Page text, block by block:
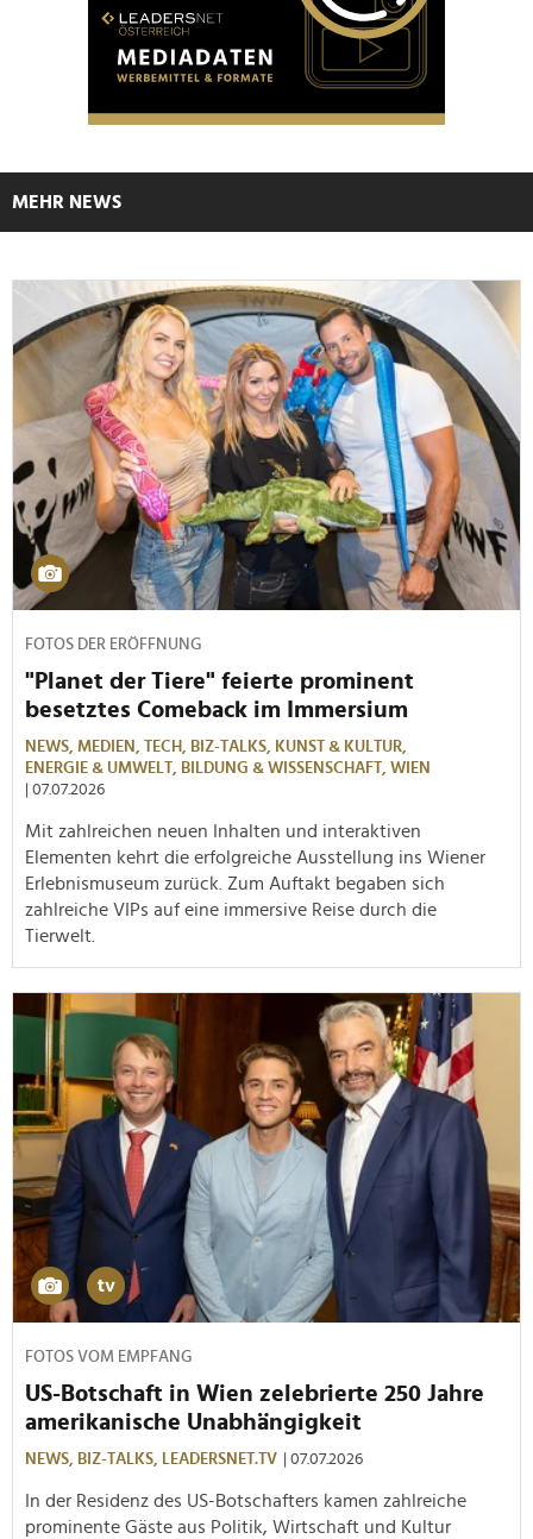
MEHR NEWS
FOTOS DER ERÖFFNUNG
"Planet der Tiere" feierte prominent
besetztes Comeback im Immersium
NEWS, MEDIEN, TECH, BIZ-TALKS, KUNST & KULTUR,
ENERGIE & UMWELT, BILDUNG & WISSENSCHAFT, WIEN
| 07.07.2026
Mit zahlreichen neuen Inhalten und interaktiven
Elementen kehrt die erfolgreiche Ausstellung ins Wiener
Erlebnismuseum zurück. Zum Auftakt begaben sich
zahlreiche VIPs auf eine immersive Reise durch die
Tierwelt.
FOTOS VOM EMPFANG
US-Botschaft in Wien zelebrierte 250 Jahre
amerikanische Unabhängigkeit
NEWS, BIZ-TALKS, LEADERSNET.TV | 07.07.2026
In der Residenz des US-Botschafters kamen zahlreiche
prominente Gäste aus Politik, Wirtschaft und Kultur